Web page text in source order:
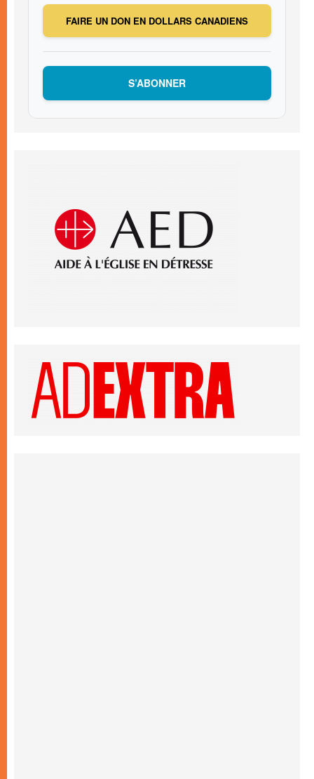
FAIRE UN DON EN DOLLARS CANADIENS
S’ABONNER